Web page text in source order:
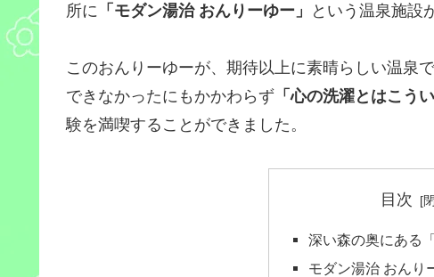
所に 「モダン湯治 おんりーゆー」 という温泉施設
このおんりーゆーが、期待以上に素晴らしい温泉
できなかったにもかかわらず 「心の洗濯とはこう
験を満喫することができました。
目次
深い森の奥にある
モダン湯治 おんり